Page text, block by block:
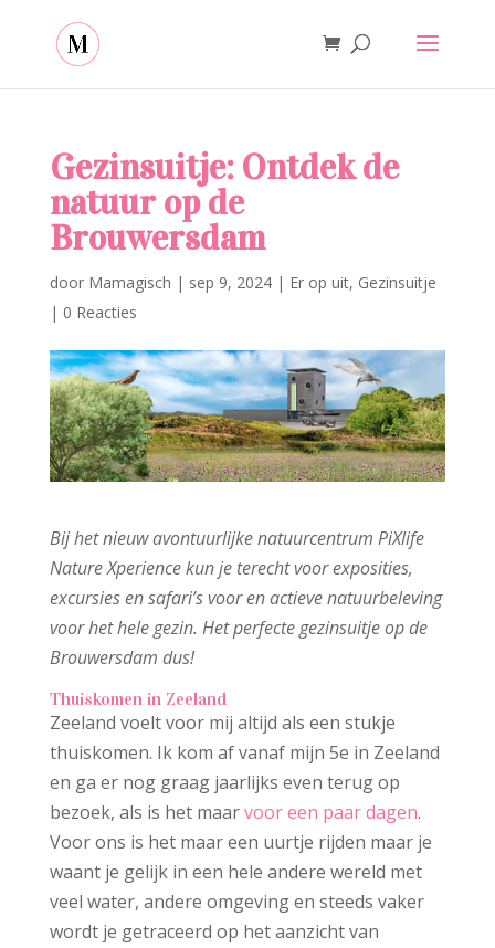
Gezinsuitje: Ontdek de
natuur op de
Brouwersdam
door Mamagisch | sep 9, 2024| Er op uit, Gezinsuitje
| 0 Reacties
Bij het nieuw avontuurlijke natuurcentrum PiXlife
Nature Xperience kun je terecht voor exposities,
excursies en safari’s voor en actieve natuurbeleving
voor het hele gezin. Het perfecte gezinsuitje op de
Brouwersdam dus!
Thuiskomen in Zeeland
Zeeland voelt voor mij altijd als een stukje
thuiskomen. Ik kom af vanaf mijn 5e in Zeeland
en ga er nog graag jaarlijks even terug op
bezoek, als is het maarvoor een paar dagen.
Voor ons is het maar een uurtje rijden maar je
waant je gelijk in een hele andere wereld met
veel water, andere omgeving en steeds vaker
wordt je getraceerd op het aanzicht van